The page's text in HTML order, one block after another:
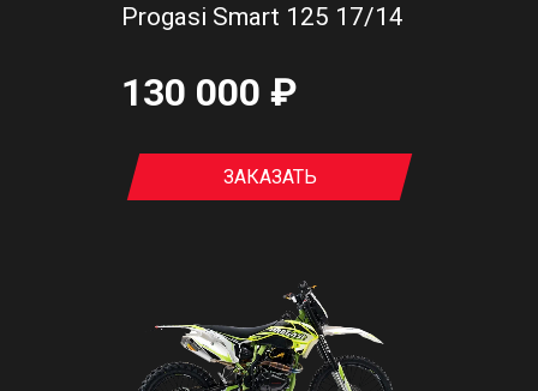
Progasi Smart 125 17/14
130 000 ₽
ЗАКАЗАТЬ